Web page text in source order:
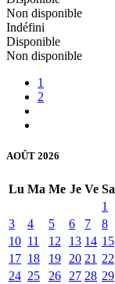
Non disponible
Indéfini
Disponible
Non disponible
1
2
AOÛT 2026
Lu Ma Me Je Ve Sa
1
3
4 5 6 7 8
10 11 12 13 14 15
17 18 19 20 21 22
24 25 26 27 28 29